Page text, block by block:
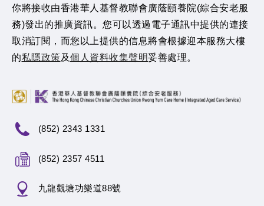
你將接收由香港華人基督教聯會廣蔭頤養院(綜合安老服
務)發出的推廣資訊。您可以透過電子通訊中提供的連接
取消訂閱，而您以上提供的信息將會根據迎本服務大樓
的私隱政策及個人資料收集聲明妥善處理。
(852) 2343 1331
(852) 2357 4511
九龍觀塘功樂道88號